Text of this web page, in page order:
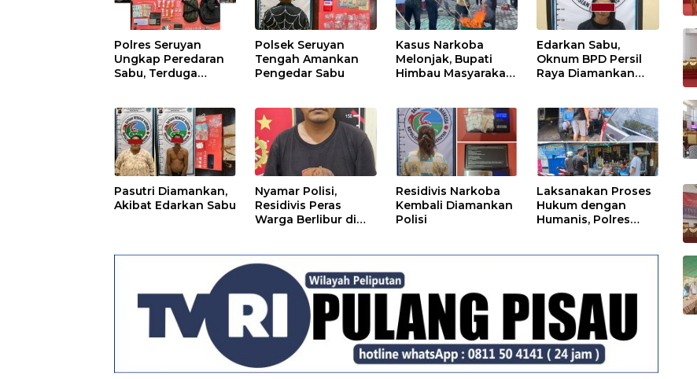
Polres Seruyan
Ungkap Peredaran
Sabu, Terduga
Polsek Seruyan
Tengah Amankan
Pengedar Sabu
Kasus Narkoba
Melonjak, Bupati
Himbau Masyarakat
Edarkan Sabu,
Oknum BPD Persil
Raya Diamankan
Pasutri Diamankan,
Akibat Edarkan Sabu
Nyamar Polisi,
Residivis Peras
Warga Berlibur di
Residivis Narkoba
Kembali Diamankan
Polisi
Laksanakan Proses
Hukum dengan
Humanis, Polres